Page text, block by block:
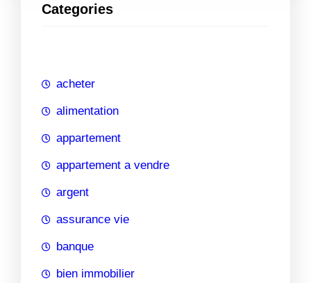
h
Categories
acheter
alimentation
appartement
appartement a vendre
argent
assurance vie
banque
bien immobilier